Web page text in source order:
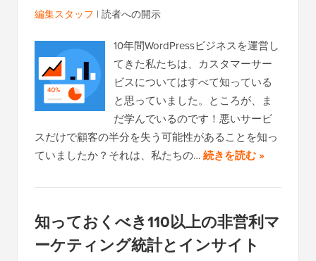
編集スタッフ | 読者への開示
10年間WordPressビジネスを運営し
てきた私たちは、カスタマーサー
ビスについてはすべて知っている
と思っていました。ところが、ま
だ学んでいるのです！悪いサービ
スだけで顧客の半分を失う可能性があることを知っ
ていましたか？それは、私たちの…続きを読む »
知っておくべき110以上の非営利マ
ーケティング統計とインサイト